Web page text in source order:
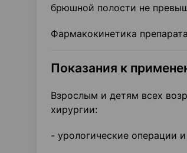
брюшной полости не
Фармакокинетика
Показания к
Взрослым и детям всех
хирургии:
- урологические операции